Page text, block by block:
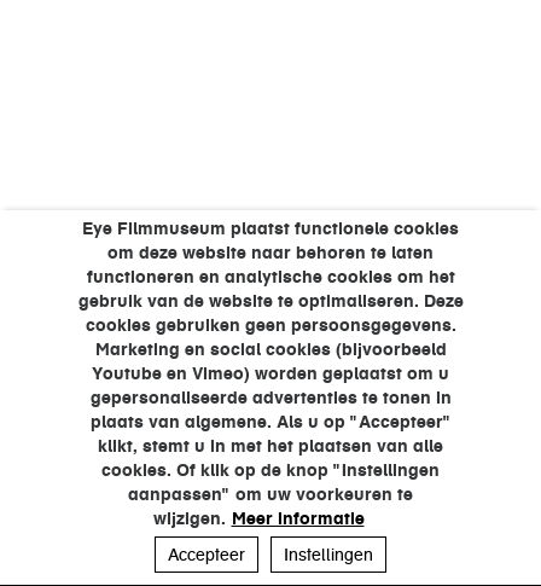
Eye Filmmuseum plaatst functionele cookies
om deze website naar behoren te laten
functioneren en analytische cookies om het
gebruik van de website te optimaliseren. Deze
cookies gebruiken geen persoonsgegevens.
Marketing en social cookies (bijvoorbeeld
Youtube en Vimeo) worden geplaatst om u
gepersonaliseerde advertenties te tonen in
plaats van algemene. Als u op "Accepteer"
klikt, stemt u in met het plaatsen van alle
cookies. Of klik op de knop "Instellingen
aanpassen" om uw voorkeuren te
wijzigen. Meer informatie
Accepteer
Instellingen